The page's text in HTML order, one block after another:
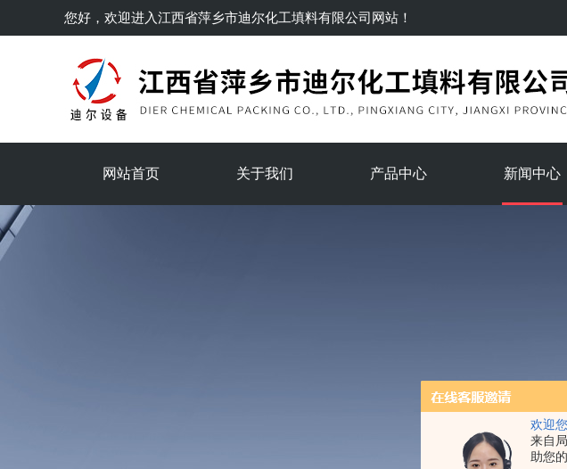
欢迎您
来自
助您
您好，欢迎进入江西省萍乡市迪尔化工填料有限公司网站！
网站首页 关于我们 产品中心 新闻中心